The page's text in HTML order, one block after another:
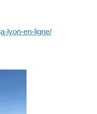
lyon-en-ligne/